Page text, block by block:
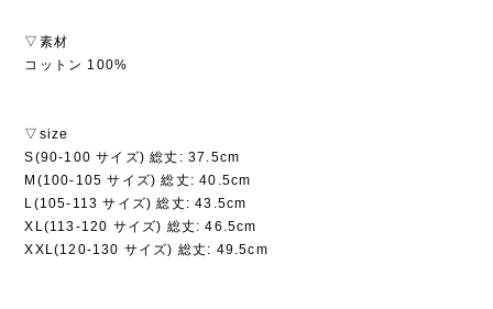
▽素材
コットン 100%
▽size
S(90-100 サイズ) 総丈: 37.5cm
M(100-105 サイズ) 総丈: 40.5cm
L(105-113 サイズ) 総丈: 43.5cm
XL(113-120 サイズ) 総丈: 46.5cm
XXL(120-130 サイズ) 総丈: 49.5cm